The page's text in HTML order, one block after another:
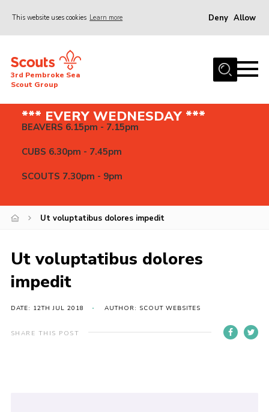
This website uses cookies Learn more Deny Allow
Home
About us
News
Events
Gallery
Contact
Join
3rd Pembroke Sea
Scout Group
*** EVERY WEDNESDAY ***
BEAVERS 6.15pm - 7.15pm
CUBS 6.30pm - 7.45pm
SCOUTS 7.30pm - 9pm
Ut voluptatibus dolores impedit
Ut voluptatibus dolores
impedit
DATE: 12TH JUL 2018 AUTHOR: SCOUT WEBSITES
SHARE THIS POST